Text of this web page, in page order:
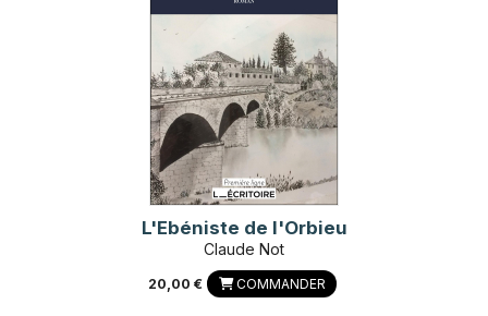
L'Ebéniste de l'Orbieu
Claude Not
20,00 € COMMANDER